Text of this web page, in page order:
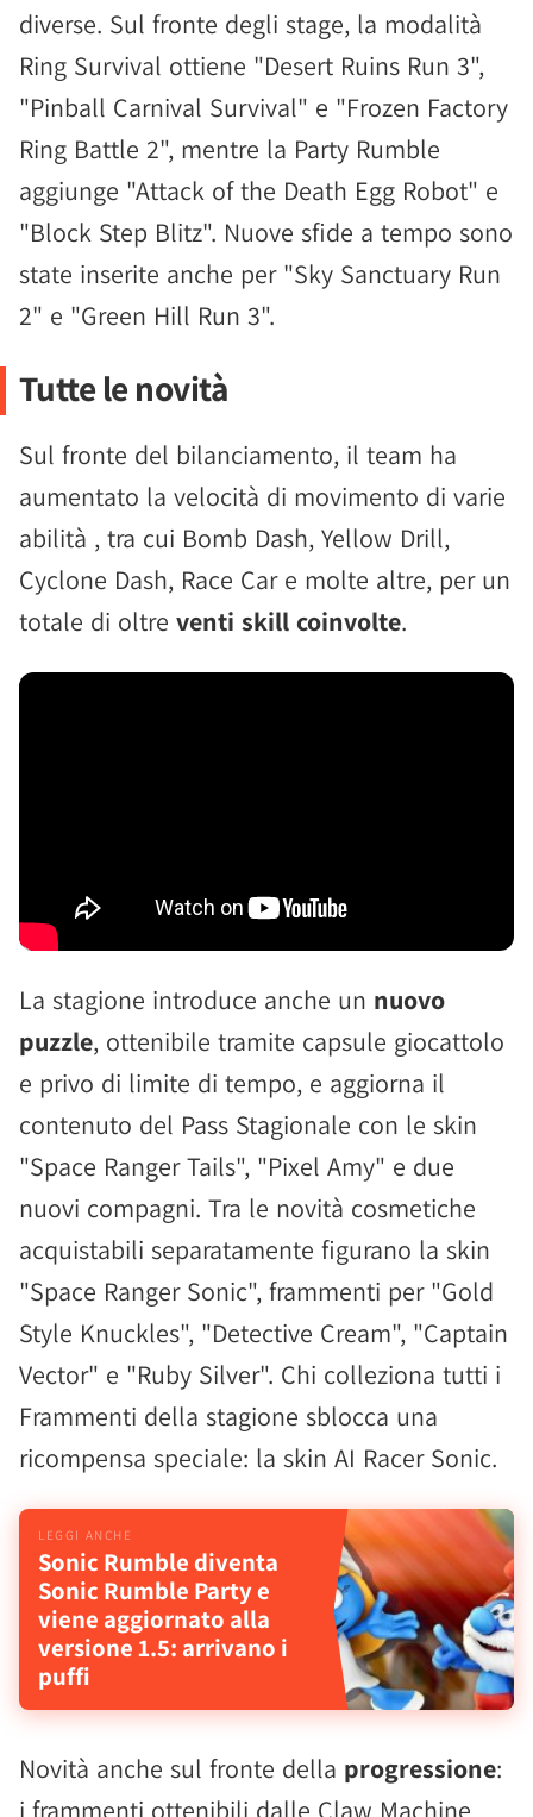
diverse. Sul fronte degli stage, la modalità
Ring Survival ottiene "Desert Ruins Run 3",
"Pinball Carnival Survival" e "Frozen Factory
Ring Battle 2", mentre la Party Rumble
aggiunge "Attack of the Death Egg Robot" e
"Block Step Blitz". Nuove sfide a tempo sono
state inserite anche per "Sky Sanctuary Run
2" e "Green Hill Run 3".
Tutte le novità
Sul fronte del bilanciamento, il team ha
aumentato la velocità di movimento di varie
abilità , tra cui Bomb Dash, Yellow Drill,
Cyclone Dash, Race Car e molte altre, per un
totale di oltre venti skill coinvolte.
La stagione introduce anche un nuovo
puzzle, ottenibile tramite capsule giocattolo
e privo di limite di tempo, e aggiorna il
contenuto del Pass Stagionale con le skin
"Space Ranger Tails", "Pixel Amy" e due
nuovi compagni. Tra le novità cosmetiche
acquistabili separatamente figurano la skin
"Space Ranger Sonic", frammenti per "Gold
Style Knuckles", "Detective Cream", "Captain
Vector" e "Ruby Silver". Chi colleziona tutti i
Frammenti della stagione sblocca una
ricompensa speciale: la skin AI Racer Sonic.
Sonic Rumble diventa
Sonic Rumble Party e
viene aggiornato alla
versione 1.5: arrivano i
puffi
Novità anche sul fronte della progressione:
i frammenti ottenibili dalle Claw Machine